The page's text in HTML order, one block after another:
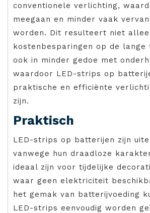
conventionele verlichting,
meegaan en minder vaak
worden. Dit resulteert niet
kostenbesparingen op de lange
ook in minder gedoe met
waardoor LED-strips op
praktische en efficiënte
zijn.
Praktisch
LED-strips op batterijen zijn
vanwege hun draadloze
ideaal zijn voor tijdelijke
waar geen elektriciteit
het gemak van batterijvoeding
LED-strips eenvoudig worden